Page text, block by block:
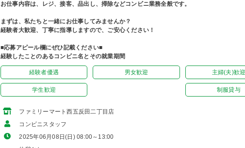
お仕事内容は、レジ、接客、品出し、掃除などコンビニ業務全般です。
まずは、私たちと一緒にお仕事してみませんか？
経験者大歓迎、丁寧に指導しますので、ご安心ください！
■応募アピール欄にぜひ記載ください■
経験したことのあるコンビニ名とその就業期間
経験者優遇 男女歓迎 主婦(夫)歓迎
学生歓迎 制服貸与
ファミリーマート西五反田二丁目店
コンビニスタッフ
2025年06月08日(日) 08:00～13:00